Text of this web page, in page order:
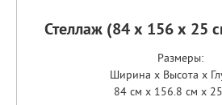
Стеллаж (84 х 156 х 25
Размеры:
Ширина x Высота x
84 см x 156.8 см x